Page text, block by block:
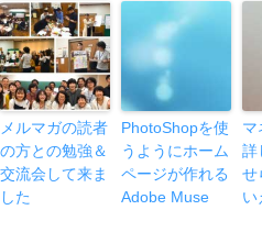
メルマガの読者
の方との勉強＆
交流会して来ま
した
PhotoShopを使
うようにホーム
ページが作れる
Adobe Muse
マ
詳
せ
い